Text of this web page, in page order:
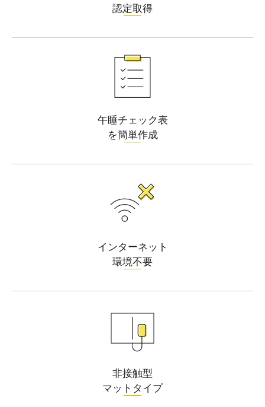
認定取得
午睡チェック表
を簡単作成
インターネット
環境不要
非接触型
マットタイプ